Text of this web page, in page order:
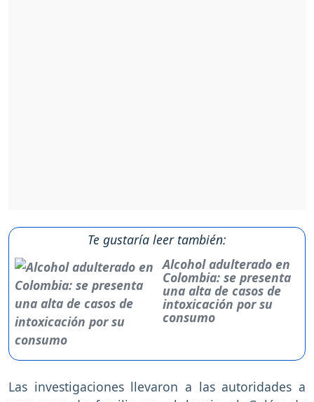
Te gustaría leer también:
Alcohol adulterado en
Colombia: se presenta
una alta de casos de
intoxicación por su
consumo
Las investigaciones llevaron a las autoridades a